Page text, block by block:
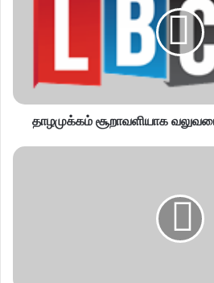
தாழமுக்கம் சூறாவளியாக